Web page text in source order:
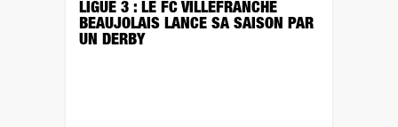
LIGUE 3 : LE FC VILLEFRANCHE
BEAUJOLAIS LANCE SA SAISON PAR
UN DERBY